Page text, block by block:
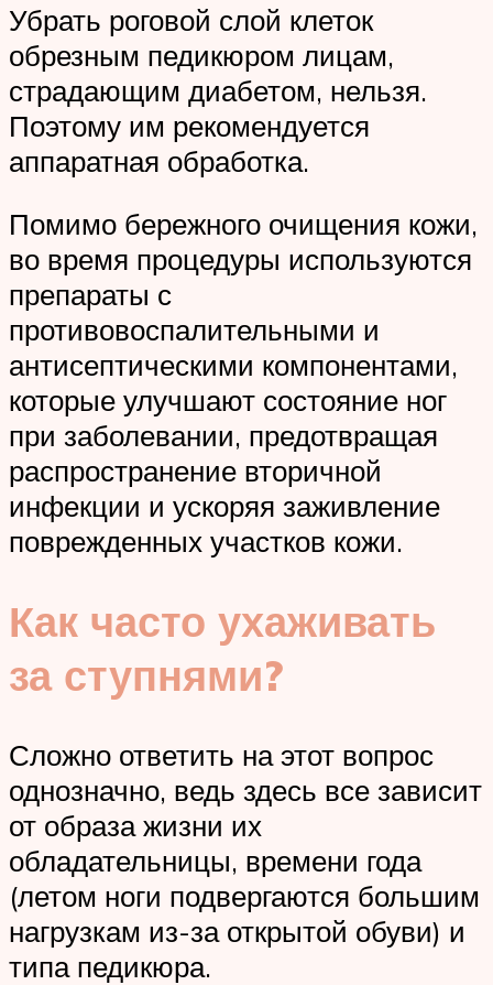
Убрать роговой слой клеток
обрезным педикюром лицам,
страдающим диабетом, нельзя.
Поэтому им рекомендуется
аппаратная обработка.
Помимо бережного очищения кожи,
во время процедуры используются
препараты с
противовоспалительными и
антисептическими компонентами,
которые улучшают состояние ног
при заболевании, предотвращая
распространение вторичной
инфекции и ускоряя заживление
поврежденных участков кожи.
Как часто ухаживать
за ступнями?
Сложно ответить на этот вопрос
однозначно, ведь здесь все зависит
от образа жизни их
обладательницы, времени года
(летом ноги подвергаются большим
нагрузкам из-за открытой обуви) и
типа педикюра.